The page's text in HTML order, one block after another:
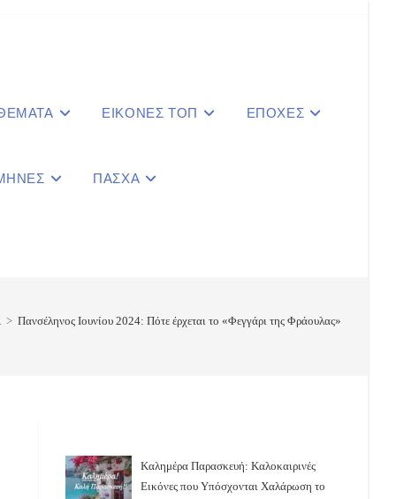
ΕΙΚΟΝΕΣ ΤΟΠ ΕΠΟΧΕΣ
ΠΑΣΧΑ
> Πανσέληνος Ιουνίου 2024: Πότε έρχεται το «Φεγγάρι της Φράουλας»
Καλημέρα Παρασκευή: Καλοκαιρινές
Εικόνες που Υπόσχονται Χαλάρωση το